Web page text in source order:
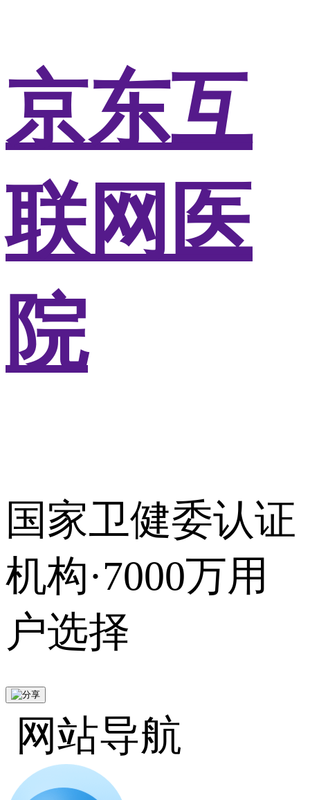
京东互
联网医
院
国家卫健委认证
机构·7000万用
户选择
网站导航